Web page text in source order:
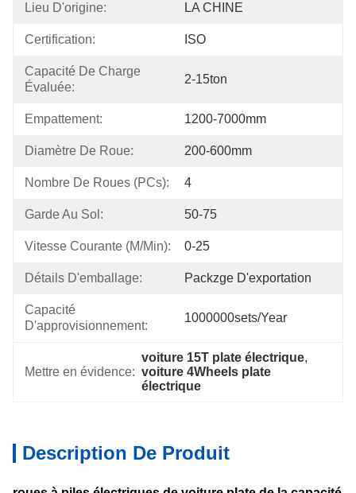
Lieu D'origine: LA CHINE
Certification: ISO
Capacité De Charge
Évaluée:
2-15ton
Empattement: 1200-7000mm
Diamètre De Roue: 200-600mm
Nombre De Roues (PCs): 4
Garde Au Sol: 50-75
Vitesse Courante (m/min): 0-25
Détails D'emballage: Packzge D'exportation
Capacité
D'approvisionnement:
1000000sets/year
Mettre en évidence:
voiture 15T plate électrique,
voiture 4Wheels plate
électrique
Description De Produit